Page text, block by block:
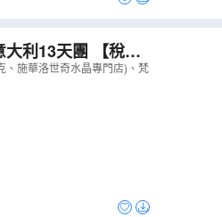
利13天團 【稅項
~比薩斜塔、郵票
、施華洛世奇水晶專門店)、梵